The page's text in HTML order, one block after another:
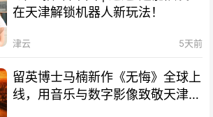
在天津解锁机器人新玩法！
津云 5天前
留英博士马楠新作《无悔》全球上
线，用音乐与数字影像致敬天津海